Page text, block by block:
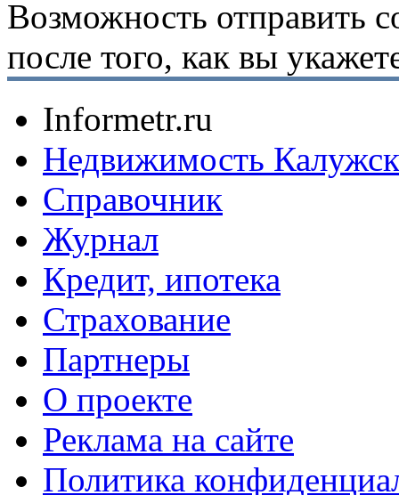
Возможность отправить
после того, как вы
Informetr.ru
Недвижимость
Справочник
Журнал
Кредит, ипотека
Страхование
Партнеры
O проекте
Реклама на сайте
Политика